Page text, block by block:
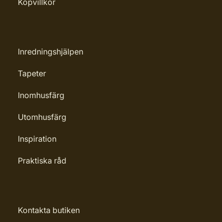
Köpvillkor
Inredningshjälpen
Tapeter
Inomhusfärg
Utomhusfärg
Inspiration
Praktiska råd
Kontakta butiken